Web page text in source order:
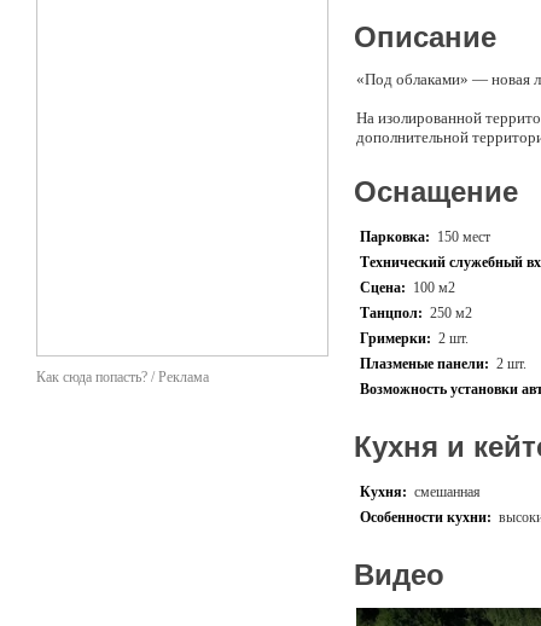
Как сюда попасть? / Реклама
Описание
«Под облаками» — новая
На изолированной
дополнительной
Оснащение
Парковка: 150 мест
Технический служебный
Сцена: 100 м2
Танцпол: 250 м2
Гримерки: 2 шт.
Плазменые панели: 2 шт.
Возможность установки
Кухня и
Кухня: смешанная
Особенности кухни:
Видео